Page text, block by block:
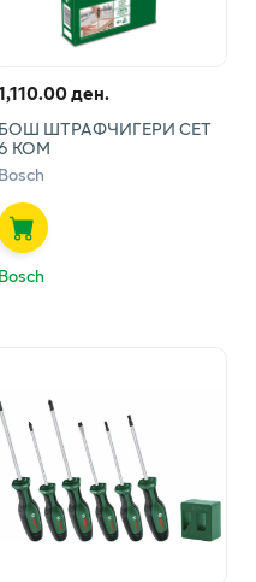
ден.
БОШ ШТРАФЧИГЕРИ СЕТ
КОМ
Bosch
Bosch